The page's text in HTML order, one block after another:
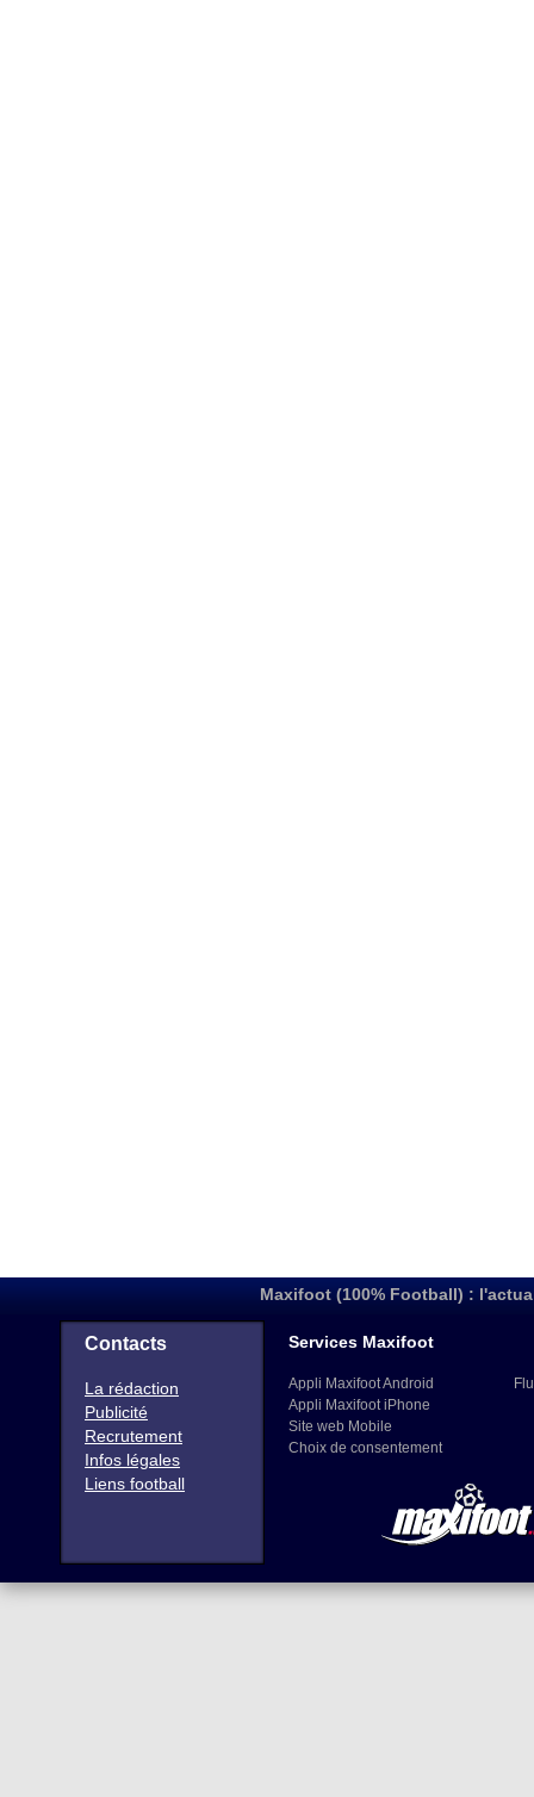
Maxifoot (100% Football) :
Contacts
La rédaction
Publicité
Recrutement
Infos légales
Liens football
Services Maxifoot
Appli Maxifoot Android
Appli Maxifoot iPhone
Site web Mobile
Choix de consentement